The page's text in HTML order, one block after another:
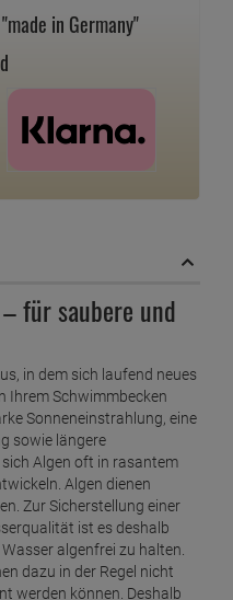
in Germany"
für saubere und
in dem sich laufend neues
Ihrem Schwimmbecken
Sonneneinstrahlung, eine
sowie längere
Algen oft in rasantem
Algen dienen
Zur Sicherstellung einer
ist es deshalb
algenfrei zu halten.
dazu in der Regel nicht
werden können. Deshalb